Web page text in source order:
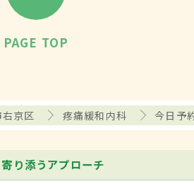
PAGE TOP
京区 疼痛緩和内科 今日予
り添うアプローチ